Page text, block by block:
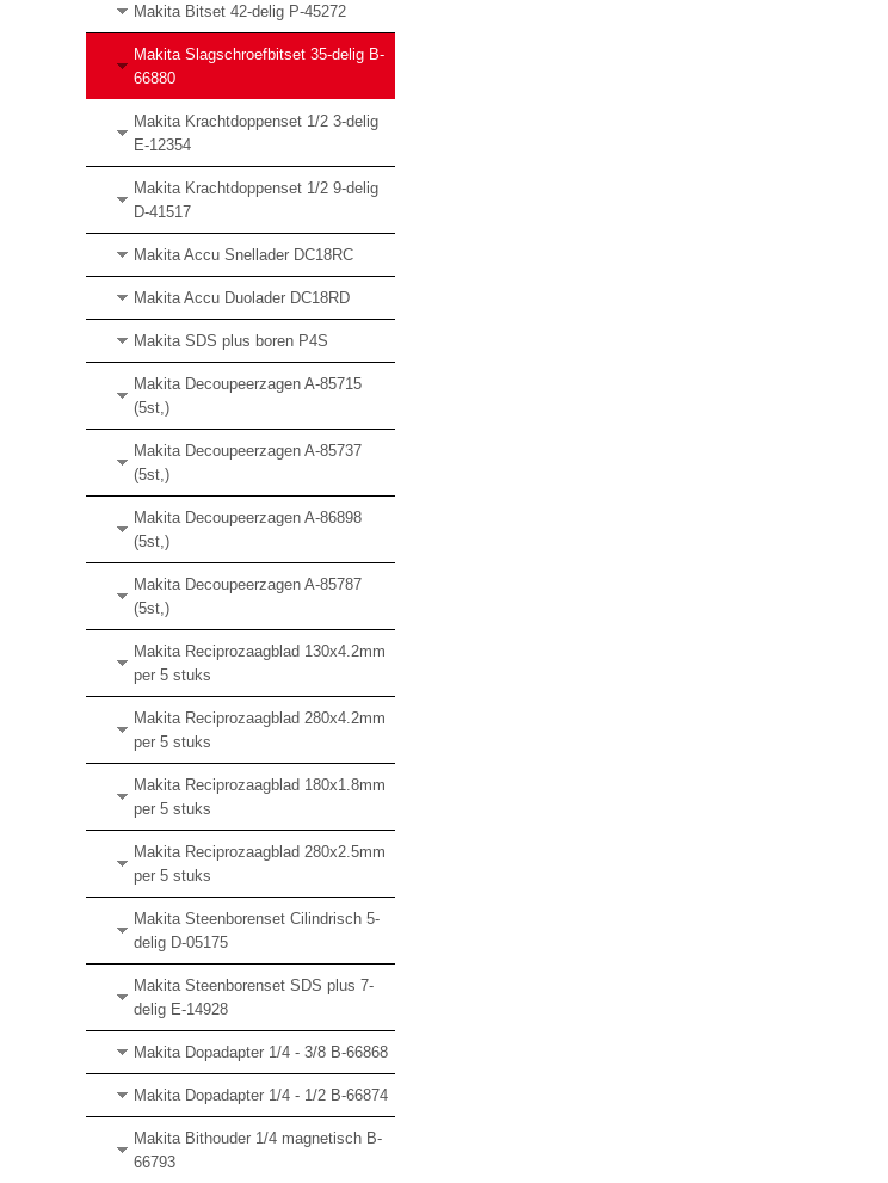
Makita Bitset 42-delig P-45272
Makita Slagschroefbitset 35-delig B-
66880
Makita Krachtdoppenset 1/2 3-delig
E-12354
Makita Krachtdoppenset 1/2 9-delig
D-41517
Makita Accu Snellader DC18RC
Makita Accu Duolader DC18RD
Makita SDS plus boren P4S
Makita Decoupeerzagen A-85715
(5st,)
Makita Decoupeerzagen A-85737
(5st,)
Makita Decoupeerzagen A-86898
(5st,)
Makita Decoupeerzagen A-85787
(5st,)
Makita Reciprozaagblad 130x4.2mm
per 5 stuks
Makita Reciprozaagblad 280x4.2mm
per 5 stuks
Makita Reciprozaagblad 180x1.8mm
per 5 stuks
Makita Reciprozaagblad 280x2.5mm
per 5 stuks
Makita Steenborenset Cilindrisch 5-
delig D-05175
Makita Steenborenset SDS plus 7-
delig E-14928
Makita Dopadapter 1/4 - 3/8 B-66868
Makita Dopadapter 1/4 - 1/2 B-66874
Makita Bithouder 1/4 magnetisch B-
66793